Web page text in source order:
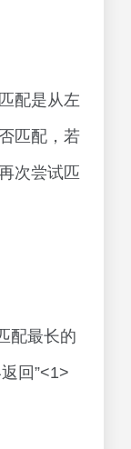
配是从左
匹配，若
次尝试匹
配最长的
回”<1>